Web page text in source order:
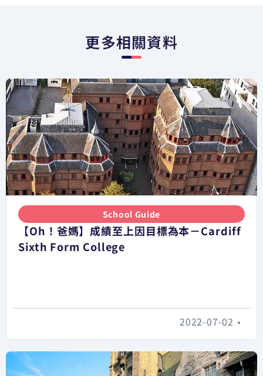
更多相關資料
School Guide
【Oh！爸媽】成績至上因目標為本－Cardiff
Sixth Form College
•
2022-07-02